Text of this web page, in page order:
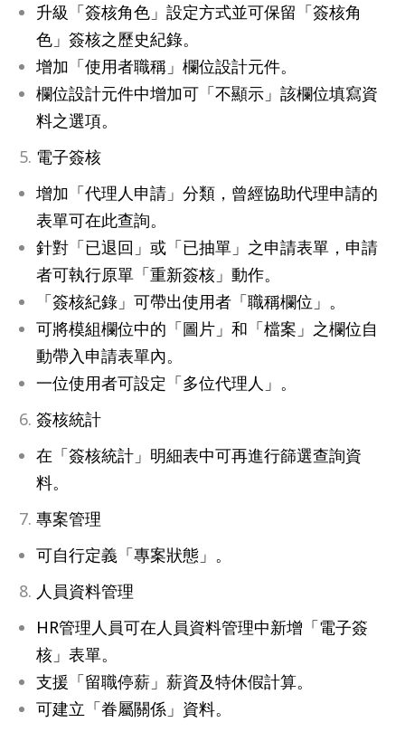
升級「簽核角色」設定方式並可保留「簽核角
色」簽核之歷史紀錄。
增加「使用者職稱」欄位設計元件。
欄位設計元件中增加可「不顯示」該欄位填寫資
料之選項。
電子簽核
增加「代理人申請」分類，曾經協助代理申請的
表單可在此查詢。
針對「已退回」或「已抽單」之申請表單，申請
者可執行原單「重新簽核」動作。
「簽核紀錄」可帶出使用者「職稱欄位」。
可將模組欄位中的「圖片」和「檔案」之欄位自
動帶入申請表單內。
一位使用者可設定「多位代理人」。
簽核統計
在「簽核統計」明細表中可再進行篩選查詢資
料。
專案管理
可自行定義「專案狀態」。
人員資料管理
HR管理人員可在人員資料管理中新增「電子簽
核」表單。
支援「留職停薪」薪資及特休假計算。
可建立「眷屬關係」資料。